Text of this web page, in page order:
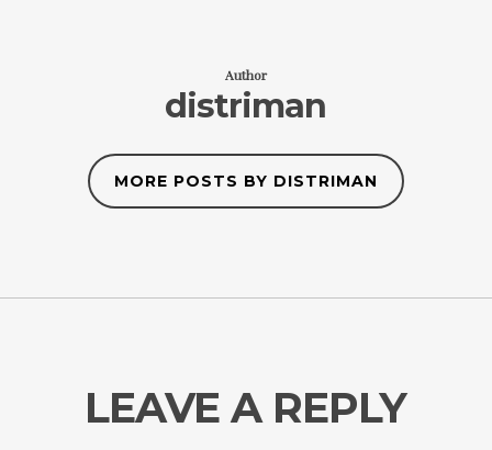
Author
distriman
MORE POSTS BY DISTRIMAN
LEAVE A REPLY